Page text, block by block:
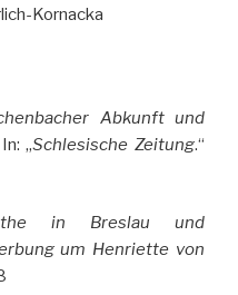
Kornacka
Abkunft und
„Schlesische Zeitung.“
in Breslau und
um Henriette von